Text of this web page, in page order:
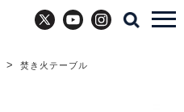
X YouTubeInstagram
焚き火テーブル